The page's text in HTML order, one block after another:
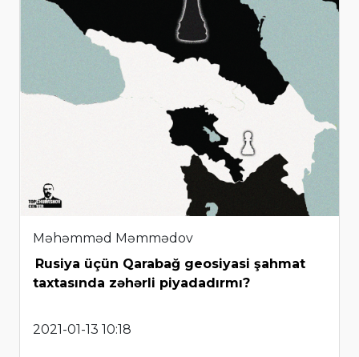
Məhəmməd Məmmədov
Rusiya üçün Qarabağ geosiyasi şahmat
taxtasında zəhərli piyadadırmı?
2021-01-13 10:18